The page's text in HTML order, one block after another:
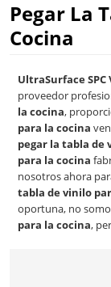
Pegar La
Cocina
UltraSurface
proveedor
la cocina,
para la cocina
pegar la tabla de
para la cocina
nosotros ahora
tabla de vinilo
oportuna, no
para la cocina,